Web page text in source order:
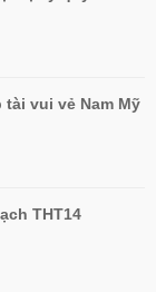
vui vẻ Nam Mỹ
THT14